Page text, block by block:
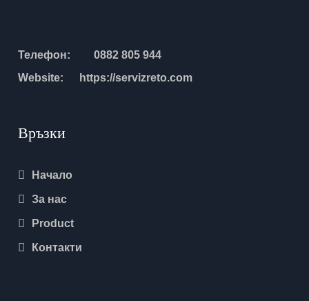
Телефон:
0882 805 944
Website:
https://servizreto.com
Връзки
Начало
За нас
Product
Контакти